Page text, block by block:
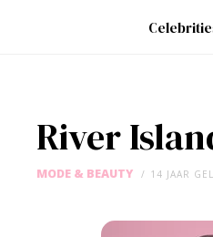
River
MODE & BEAUTY 14 JAAR